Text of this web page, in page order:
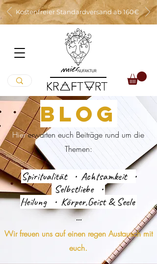
Kostenfreier Standardversand ab 160€
BLOG
Hiererwarten euch Beiträge rund um die
Themen:
Spiritualität • Achtsamkeit •
Selbstliebe •
Heilung • Körper,Geist & Seele
...
Wir freuen uns auf einen regen Austausch mit
euch.